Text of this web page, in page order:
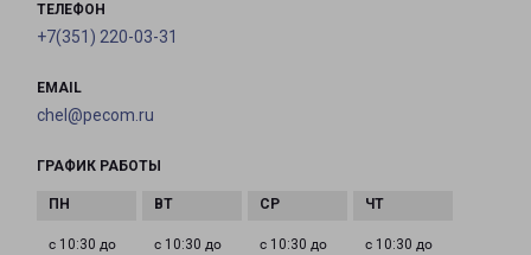
ТЕЛЕФОН
+7(351) 220-03-31
EMAIL
chel@pecom.ru
ГРАФИК РАБОТЫ
с 10:30 до
с 10:30 до
с 10:30 до
с 10:30 до